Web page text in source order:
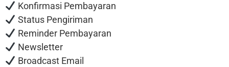
Konfirmasi Pembayaran
Status Pengiriman
Reminder Pembayaran
Newsletter
Broadcast Email